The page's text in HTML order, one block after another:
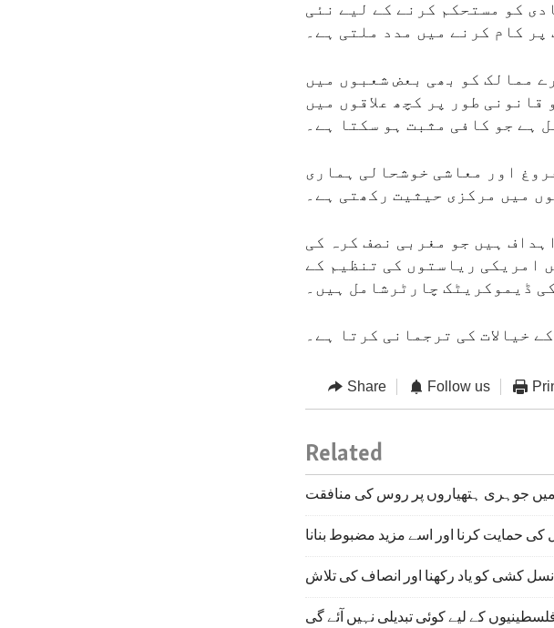
کو مستحکم کرنے کے لیے نئی
پر کام کرنے میں مدد ملتی ہے۔
ممالک کو بھی بعض شعبوں میں
طور پر کچھ علاقوں میں
ہے جو کافی مثبت ہو سکتا ہے۔
اور معاشی خوشحالی ہماری
میں مرکزی حیثیت رکھتی ہے۔
ہیں جو مغربی نصف کرہ کی
امریکی ریاستوں کی تنظیم کے
ڈیموکریٹک چارٹرشامل ہیں۔
خیالات کی ترجمانی کرتا ہے۔
Share Follow us
Related
میں جوہری ہتھیاروں پر روس کی منافقت
کی حمایت کرنا اور اسے مزید مضبوط بنانا
نسل کشی کو یاد رکھنا اور انصاف کی تلاش
کے لیے کوئی تبدیلی نہیں آئے گی